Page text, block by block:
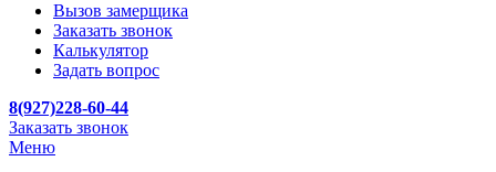
Вызов замерщика
Заказать звонок
Калькулятор
Задать вопрос
8(927)228-60-44
Заказать звонок
Меню